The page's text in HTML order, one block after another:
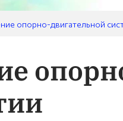
опорно-двигательной